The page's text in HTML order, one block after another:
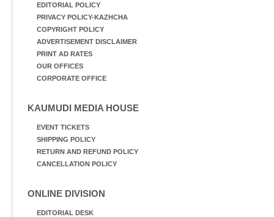
EDITORIAL POLICY
PRIVACY POLICY-KAZHCHA
COPYRIGHT POLICY
ADVERTISEMENT DISCLAIMER
PRINT AD RATES
OUR OFFICES
CORPORATE OFFICE
KAUMUDI MEDIA HOUSE
EVENT TICKETS
SHIPPING POLICY
RETURN AND REFUND POLICY
CANCELLATION POLICY
ONLINE DIVISION
EDITORIAL DESK